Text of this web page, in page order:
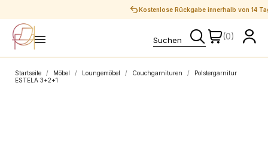
Sichere Zahlungen
(0)
Startseite Möbel Loungemöbel Couchgarnituren
Polstergarnitur
ESTELA 3+2+1